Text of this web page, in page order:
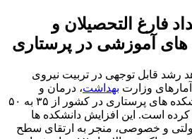
فارغ التحصیلان و
آموزشی در پرستاری
رشد قابل توجهی در تربیت نیروی
وزارت بهداشت، درمان و
آموزش پزشکی، تعداد دانشکده های پرستاری در کشور از ۳۵ به ۵۰
است. این افزایش دانشکده ها
و خصوصی، منجر به ارتقای سطح